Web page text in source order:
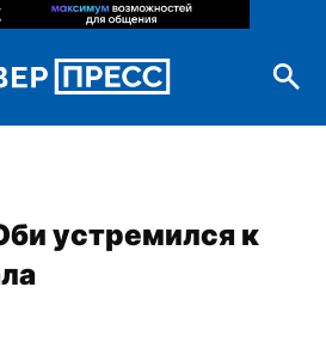
устремился к